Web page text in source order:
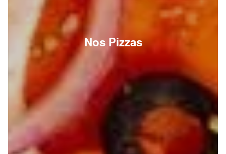
Nos Pizzas